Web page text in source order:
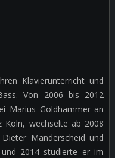
Klavierunterricht und
Von 2006 bis 2012
Marius Goldhammer an
Köln, wechselte ab 2008
Manderscheid und
und 2014 studierte er im